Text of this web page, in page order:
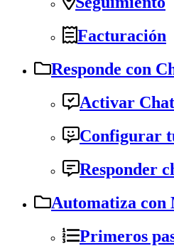
Facturación
Responde con
Activar
Configurar
Responder
Automatiza con
Primeros